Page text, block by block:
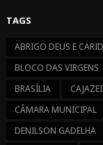
TAGS
ABRIGO DEUS E
BLOCO DAS VIRGENS
BRASÍLIA
CÂMARA MUNICIPAL
DENILSON GADELHA